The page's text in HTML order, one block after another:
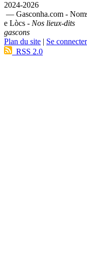
2024-2026
— Gasconha.com -
e Lòcs - Nos lieux-dits
gascons
Plan du site | Se connecter
RSS 2.0